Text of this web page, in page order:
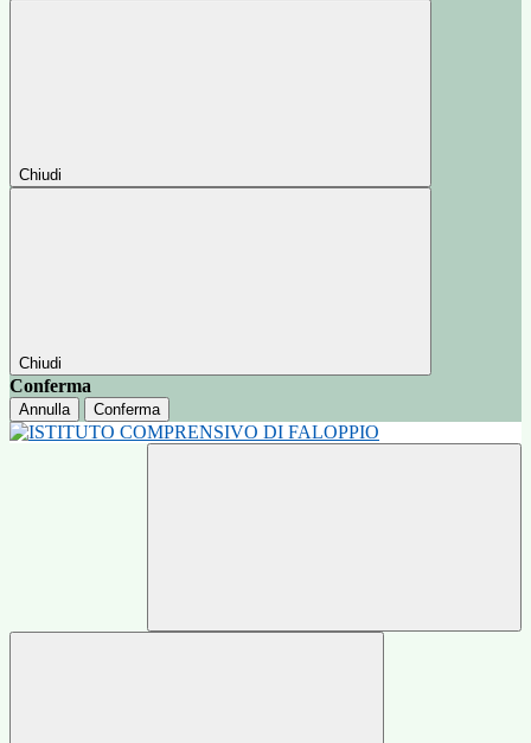
Chiudi
Chiudi
Conferma
Annulla Conferma